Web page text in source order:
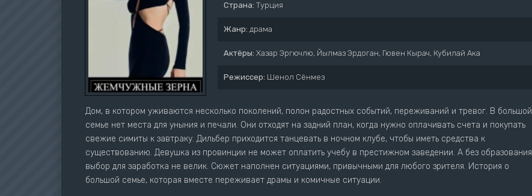
Страна: Турция
Жанр: драма
Актёры: Хазар Эргючлю, Йылмаз Эрдоган, Гювен Кырач, Кубилай Ака
Режиссер: Шенол Сёнмез
Дом, в котором уживаются несколько поколений, полон радостных событий, переживаний и тревог. В большой
семье нет места для уныния и печали. Они отходят на задний план, когда нужно оплачивать счета и покупать
свежие симиты к завтраку. Дильбер приходится танцевать в ночном клубе, чтобы иметь средства к
существованию. Девушка из провинции не может оплатить учебу в престижном заведении. А без образования
выбор для заработка не велик. Сюжет наполнен ситуациями, привычными для любого зрителя. История о
большой семье, которая вместе переживает драмы и комичные ситуации.